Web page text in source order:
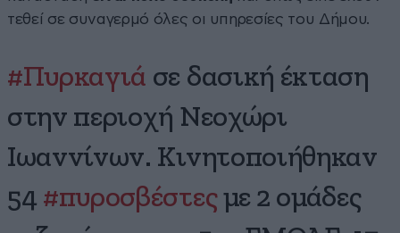
τεθεί σε συναγερμό όλες οι υπηρεσίες του Δήμου.
#Πυρκαγιά σε δασική έκταση
στην περιοχή Νεοχώρι
Ιωαννίνων. Κινητοποιήθηκαν
54 #πυροσβέστεςμε 2 ομάδες